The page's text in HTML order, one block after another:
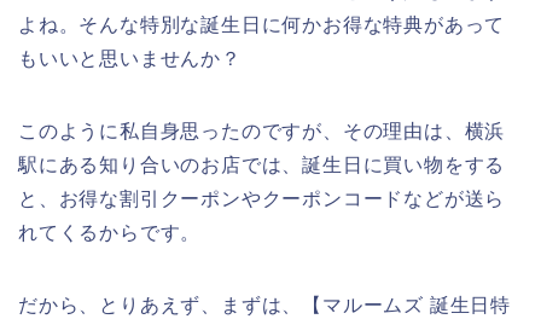
よね。そんな特別な誕生日に何かお得な特典があって
もいいと思いませんか？
このように私自身思ったのですが、その理由は、横浜
駅にある知り合いのお店では、誕生日に買い物をする
と、お得な割引クーポンやクーポンコードなどが送ら
れてくるからです。
だから、とりあえず、まずは、【マルームズ 誕生日特